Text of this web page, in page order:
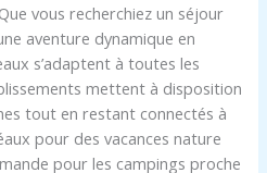
vous recherchiez un séjour
aventure dynamique en
s’adaptent à toutes les
mettent à disposition
tout en restant connectés à
pour des vacances nature
pour les campings proche